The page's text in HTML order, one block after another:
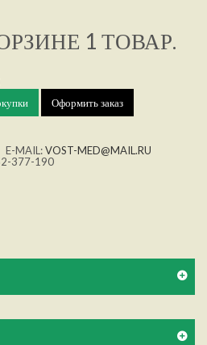
1 ТОВАР.
Оформить заказ
E-MAIL:VOST-MED@MAIL.RU
377-190